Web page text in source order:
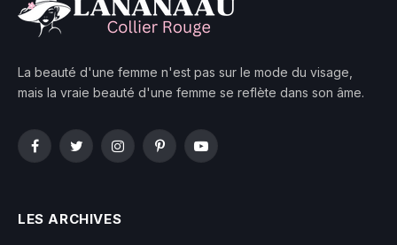
La beauté d'une femme n'est pas sur le mode du visage,
mais la vraie beauté d'une femme se reflète dans son âme.
FacebookTwitterInstagramPinterestYouTube
LES ARCHIVES